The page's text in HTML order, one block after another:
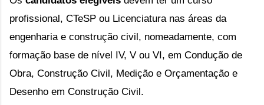
profissional, CTeSP ou Licenciatura nas áreas da
engenharia e construção civil, nomeadamente, com
formação base de nível IV, V ou VI, em Condução de
Obra, Construção Civil, Medição e Orçamentação e
Desenho em Construção Civil.